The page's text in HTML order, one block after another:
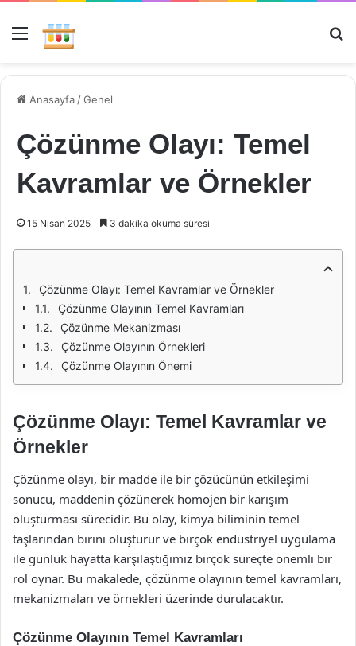
Menü
Anasayfa /Genel
Çözünme Olayı: Temel
Kavramlar ve Örnekler
15 Nisan 2025 3 dakika okuma süresi
Çözünme Olayı: Temel Kavramlar ve Örnekler
Çözünme Olayının Temel Kavramları
Çözünme Mekanizması
Çözünme Olayının Örnekleri
Çözünme Olayının Önemi
Çözünme Olayı: Temel Kavramlar ve
Örnekler
Çözünme olayı, bir madde ile bir çözücünün etkileşimi
sonucu, maddenin çözünerek homojen bir karışım
oluşturması sürecidir. Bu olay, kimya biliminin temel
taşlarından birini oluşturur ve birçok endüstriyel uygulama
ile günlük hayatta karşılaştığımız birçok süreçte önemli bir
rol oynar. Bu makalede, çözünme olayının temel kavramları,
mekanizmaları ve örnekleri üzerinde durulacaktır.
Çözünme Olayının Temel Kavramları